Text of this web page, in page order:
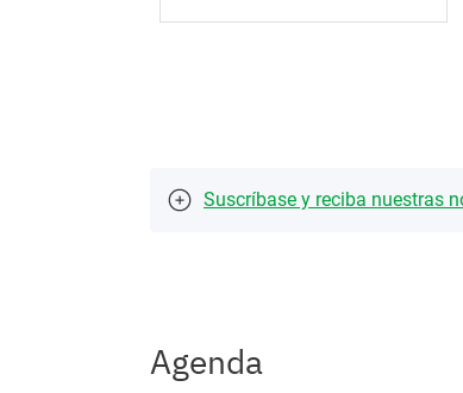
Suscríbase y reciba nuestras
Agenda